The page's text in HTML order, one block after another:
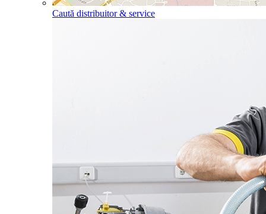
Caută distribuitor & service